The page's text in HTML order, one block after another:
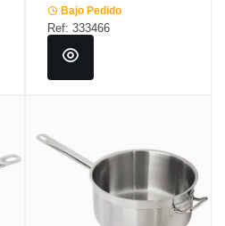
Bajo Pedido
Ref: 333466